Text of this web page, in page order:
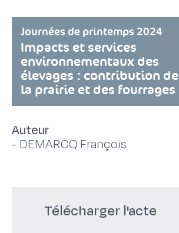
Journées de printemps 2024
Impacts et services
environnementaux des
élevages : contribution de
la prairie et des fourrages
Auteur
- DEMARCQ François
Télécharger l'acte